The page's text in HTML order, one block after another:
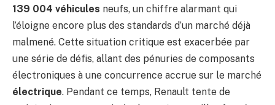
139 004 véhicules neufs, un chiffre alarmant qui
l’éloigne encore plus des standards d’un marché déjà
malmené. Cette situation critique est exacerbée par
une série de défis, allant des pénuries de composants
électroniques à une concurrence accrue sur le marché
électrique. Pendant ce temps, Renault tente de